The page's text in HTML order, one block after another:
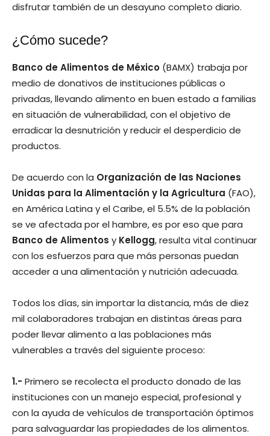
disfrutar también de un desayuno completo diario.
¿Cómo sucede?
Banco de Alimentos de México (BAMX) trabaja por
medio de donativos de instituciones públicas o
privadas, llevando alimento en buen estado a familias
en situación de vulnerabilidad, con el objetivo de
erradicar la desnutrición y reducir el desperdicio de
productos.
De acuerdo con la Organización de las Naciones
Unidas para la Alimentación y la Agricultura (FAO),
en América Latina y el Caribe, el 5.5% de la población
se ve afectada por el hambre, es por eso que para
Banco de Alimentos y Kellogg, resulta vital continuar
con los esfuerzos para que más personas puedan
acceder a una alimentación y nutrición adecuada.
Todos los días, sin importar la distancia, más de diez
mil colaboradores trabajan en distintas áreas para
poder llevar alimento a las poblaciones más
vulnerables a través del siguiente proceso:
1.- Primero se recolecta el producto donado de las
instituciones con un manejo especial, profesional y
con la ayuda de vehículos de transportación óptimos
para salvaguardar las propiedades de los alimentos.